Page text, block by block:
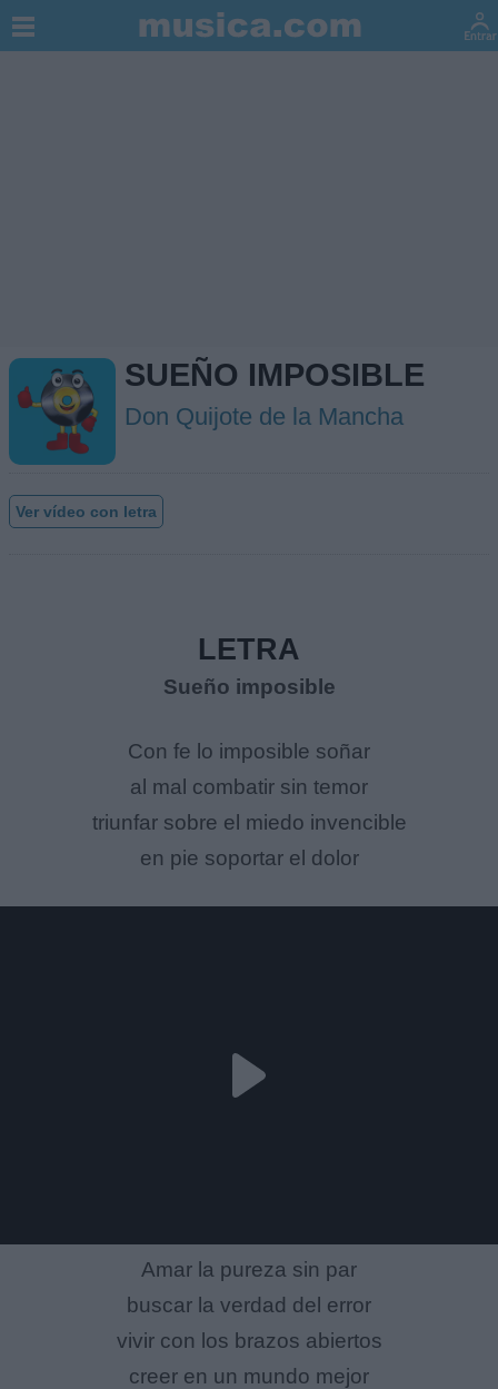
SUEÑO IMPOSIBLE
Don Quijote de la Mancha
Ver vídeo con letra
LETRA
Sueño imposible
Con fe lo imposible soñar
al mal combatir sin temor
triunfar sobre el miedo invencible
en pie soportar el dolor
Amar la pureza sin par
buscar la verdad del error
vivir con los brazos abiertos
creer en un mundo mejor